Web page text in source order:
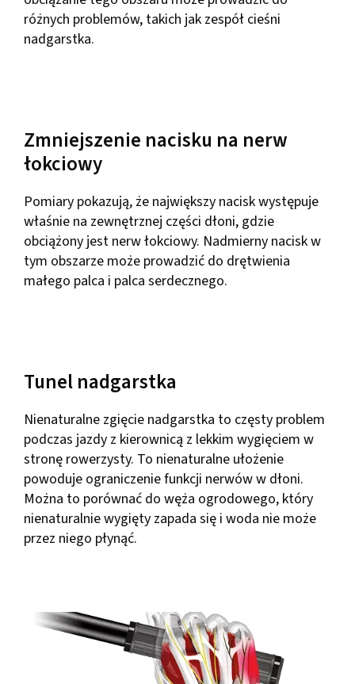
różnych problemów, takich jak zespół cieśni
nadgarstka.
Zmniejszenie nacisku na nerw
łokciowy
Pomiary pokazują, że największy nacisk występuje
właśnie na zewnętrznej części dłoni, gdzie
obciążony jest nerw łokciowy. Nadmierny nacisk w
tym obszarze może prowadzić do drętwienia
małego palca i palca serdecznego.
Tunel nadgarstka
Nienaturalne zgięcie nadgarstka to częsty problem
podczas jazdy z kierownicą z lekkim wygięciem w
stronę rowerzysty. To nienaturalne ułożenie
powoduje ograniczenie funkcji nerwów w dłoni.
Można to porównać do węża ogrodowego, który
nienaturalnie wygięty zapada się i woda nie może
przez niego płynąć.